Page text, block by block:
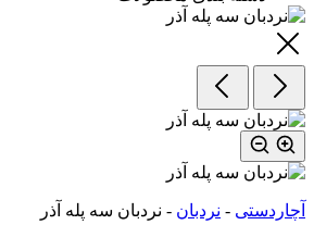
آچاردستی - نردبان - نردبان سه پله آذر